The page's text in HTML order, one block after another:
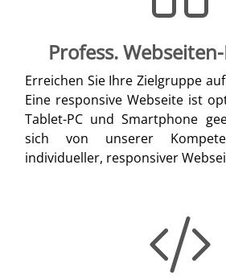
Profess.
Erreichen Sie Ihre Zielgruppe
Eine responsive Webseite ist
Tablet-PC und Smartphone
sich von unserer
individueller, responsiver